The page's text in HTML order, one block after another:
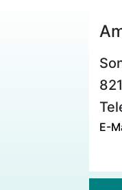
E-